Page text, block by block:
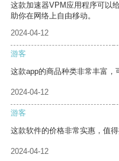
这款加速器VPM应用程序可以
助你在网络上自由移动。
2024-04-12
游客
这款app的商品种类非常丰富，
2024-04-12
游客
这款软件的价格非常实惠，值得
2024-04-12